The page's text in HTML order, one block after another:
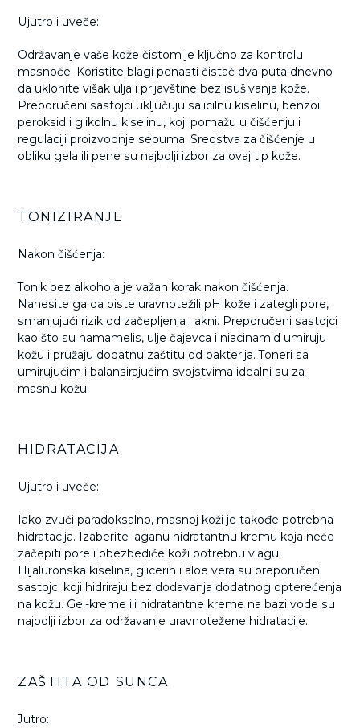
Ujutro i uveče:
Održavanje vaše kože čistom je ključno za kontrolu
masnoće. Koristite blagi penasti čistač dva puta dnevno
da uklonite višak ulja i prljavštine bez isušivanja kože.
Preporučeni sastojci uključuju salicilnu kiselinu, benzoil
peroksid i glikolnu kiselinu, koji pomažu u čišćenju i
regulaciji proizvodnje sebuma. Sredstva za čišćenje u
obliku gela ili pene su najbolji izbor za ovaj tip kože.
TONIZIRANJE
Nakon čišćenja:
Tonik bez alkohola je važan korak nakon čišćenja.
Nanesite ga da biste uravnotežili pH kože i zategli pore,
smanjujući rizik od začepljenja i akni. Preporučeni sastojci
kao što su hamamelis, ulje čajevca i niacinamid umiruju
kožu i pružaju dodatnu zaštitu od bakterija. Toneri sa
umirujućim i balansirajućim svojstvima idealni su za
masnu kožu.
HIDRATACIJA
Ujutro i uveče:
Iako zvuči paradoksalno, masnoj koži je takođe potrebna
hidratacija. Izaberite laganu hidratantnu kremu koja neće
začepiti pore i obezbediće koži potrebnu vlagu.
Hijaluronska kiselina, glicerin i aloe vera su preporučeni
sastojci koji hidriraju bez dodavanja dodatnog opterećenja
na kožu. Gel-kreme ili hidratantne kreme na bazi vode su
najbolji izbor za održavanje uravnotežene hidratacije.
ZAŠTITA OD SUNCA
Jutro: